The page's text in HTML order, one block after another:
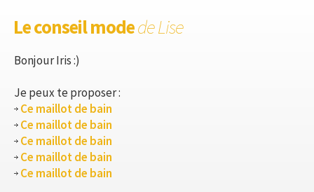
Le conseil modede Lise
Bonjour Iris :)
Je peux te proposer :
Ce maillot de bain
Ce maillot de bain
Ce maillot de bain
Ce maillot de bain
Ce maillot de bain